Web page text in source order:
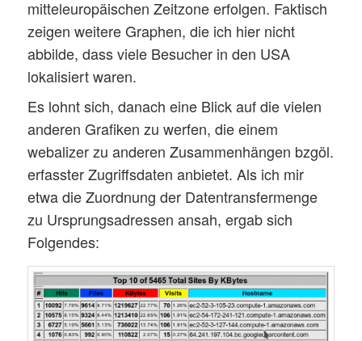
mitteleuropäischen Zeitzone erfolgen. Faktisch
zeigen weitere Graphen, die ich hier nicht
abbilde, dass viele Besucher in den USA
lokalisiert waren.
Es lohnt sich, danach eine Blick auf die vielen
anderen Grafiken zu werfen, die einem
webalizer zu anderen Zusammenhängen bzgöl.
erfasster Zugriffsdaten anbietet. Als ich mir
etwa die Zuordnung der Datentransfermenge
zu Ursprungsadressen ansah, ergab sich
Folgendes: